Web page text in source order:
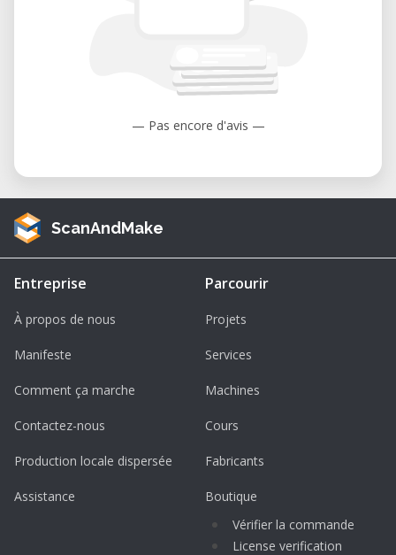
• 40 CHF pour les non-abonnés.
— Pas encore d'avis —
ScanAndMake
Entreprise
À propos de nous
Manifeste
Comment ça marche
Contactez-nous
Production locale dispersée
Assistance
Parcourir
Projets
Services
Machines
Cours
Fabricants
Boutique
Vérifier la commande
License verification